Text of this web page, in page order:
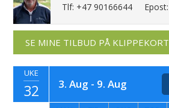
Tlf: +47 90166644 Epost:
SE MINE TILBUD PÅ KLIPPEKORT
UKE
32 3. Aug - 9. Aug